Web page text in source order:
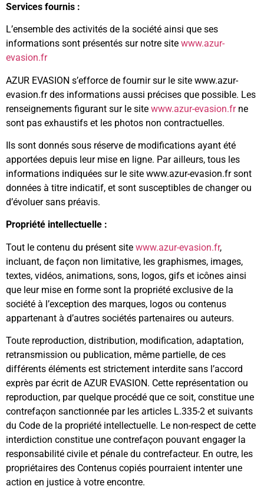
Services fournis :
L’ensemble des activités de la société ainsi que ses
informations sont présentés sur notre site www.azur-
evasion.fr
AZUR EVASION s’efforce de fournir sur le site www.azur-
evasion.fr des informations aussi précises que possible. Les
renseignements figurant sur le site www.azur-evasion.frne
sont pas exhaustifs et les photos non contractuelles.
Ils sont donnés sous réserve de modifications ayant été
apportées depuis leur mise en ligne. Par ailleurs, tous les
informations indiquées sur le site www.azur-evasion.fr sont
données à titre indicatif, et sont susceptibles de changer ou
d’évoluer sans préavis.
Propriété intellectuelle :
Tout le contenu du présent site www.azur-evasion.fr,
incluant, de façon non limitative, les graphismes, images,
textes, vidéos, animations, sons, logos, gifs et icônes ainsi
que leur mise en forme sont la propriété exclusive de la
société à l’exception des marques, logos ou contenus
appartenant à d’autres sociétés partenaires ou auteurs.
Toute reproduction, distribution, modification, adaptation,
retransmission ou publication, même partielle, de ces
différents éléments est strictement interdite sans l’accord
exprès par écrit de AZUR EVASION. Cette représentation ou
reproduction, par quelque procédé que ce soit, constitue une
contrefaçon sanctionnée par les articles L.335-2 et suivants
du Code de la propriété intellectuelle. Le non-respect de cette
interdiction constitue une contrefaçon pouvant engager la
responsabilité civile et pénale du contrefacteur. En outre, les
propriétaires des Contenus copiés pourraient intenter une
action en justice à votre encontre.